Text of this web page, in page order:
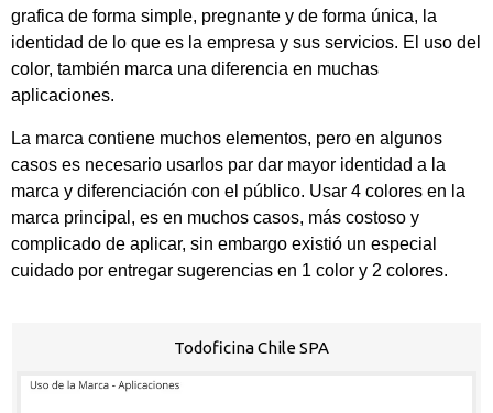
grafica de forma simple, pregnante y de forma única, la
identidad de lo que es la empresa y sus servicios. El uso del
color, también marca una diferencia en muchas
aplicaciones.
La marca contiene muchos elementos, pero en algunos
casos es necesario usarlos par dar mayor identidad a la
marca y diferenciación con el público. Usar 4 colores en la
marca principal, es en muchos casos, más costoso y
complicado de aplicar, sin embargo existió un especial
cuidado por entregar sugerencias en 1 color y 2 colores.
Todoficina Chile SPA